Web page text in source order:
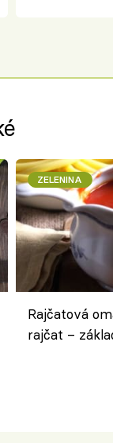
ZELENINA
Rajčatová
rajčat –